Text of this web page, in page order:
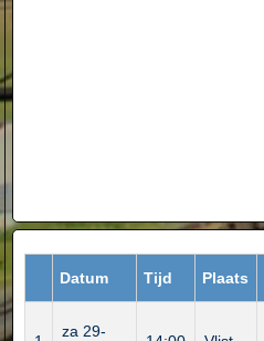
Datum Tijd Plaats
za 29-